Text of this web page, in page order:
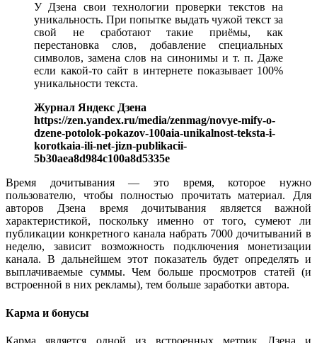
У Дзена свои технологии проверки текстов на
уникальность. При попытке выдать чужой текст за
свой не сработают такие приёмы, как
перестановка слов, добавление специальных
символов, замена слов на синонимы и т. п. Даже
если какой-то сайт в интернете показывает 100%
уникальности текста.
Журнал Яндекс Дзена
https://zen.yandex.ru/media/zenmag/novye-mify-o-
dzene-potolok-pokazov-100aia-unikalnost-teksta-i-
korotkaia-ili-net-jizn-publikacii-
5b30aea8d984c100a8d5335e
Время дочитывания — это время, которое нужно
пользователю, чтобы полностью прочитать материал. Для
авторов Дзена время дочитывания является важной
характеристикой, поскольку именно от того, сумеют ли
публикации конкретного канала набрать 7000 дочитываний в
неделю, зависит возможность подключения монетизации
канала. В дальнейшем этот показатель будет определять и
выплачиваемые суммы. Чем больше просмотров статей (и
встроенной в них рекламы), тем больше заработки автора.
Карма и бонусы
Карма является одной из встроенных метрик Дзена и